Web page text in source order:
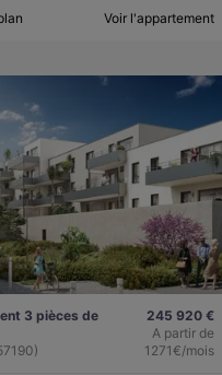
Voir l'appartement
3 pièces de
245 920 €
A partir de
1271€/mois